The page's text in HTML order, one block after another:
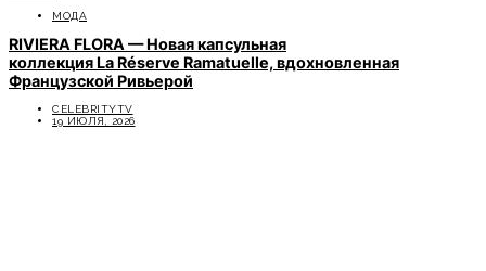
МОДА
RIVIERA FLORA — Новая капсульная
коллекция La Réserve Ramatuelle, вдохновленная
Французской Ривьерой
CELEBRITYTV
19 ИЮЛЯ, 2026